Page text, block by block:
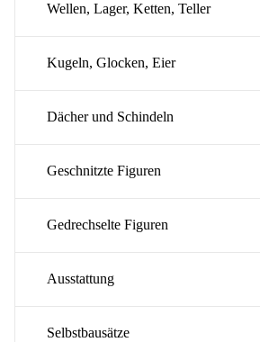
Wellen, Lager, Ketten, Teller
Kugeln, Glocken, Eier
Dächer und Schindeln
Geschnitzte Figuren
Gedrechselte Figuren
Ausstattung
Selbstbausätze